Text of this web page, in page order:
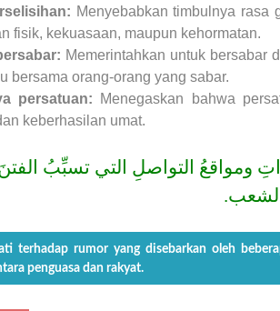
Menyebabkan timbulnya rasa
fisik, kekuasaan, maupun kehormatan.
Memerintahkan untuk bersabar
bersama orang-orang yang sabar.
persatuan: Menegaskan bahwa
keberhasilan umat.
ومواقعُ التواصلِ التي تسبِّبُ
terhadap rumor yang disebarkan oleh
penguasa dan rakyat.